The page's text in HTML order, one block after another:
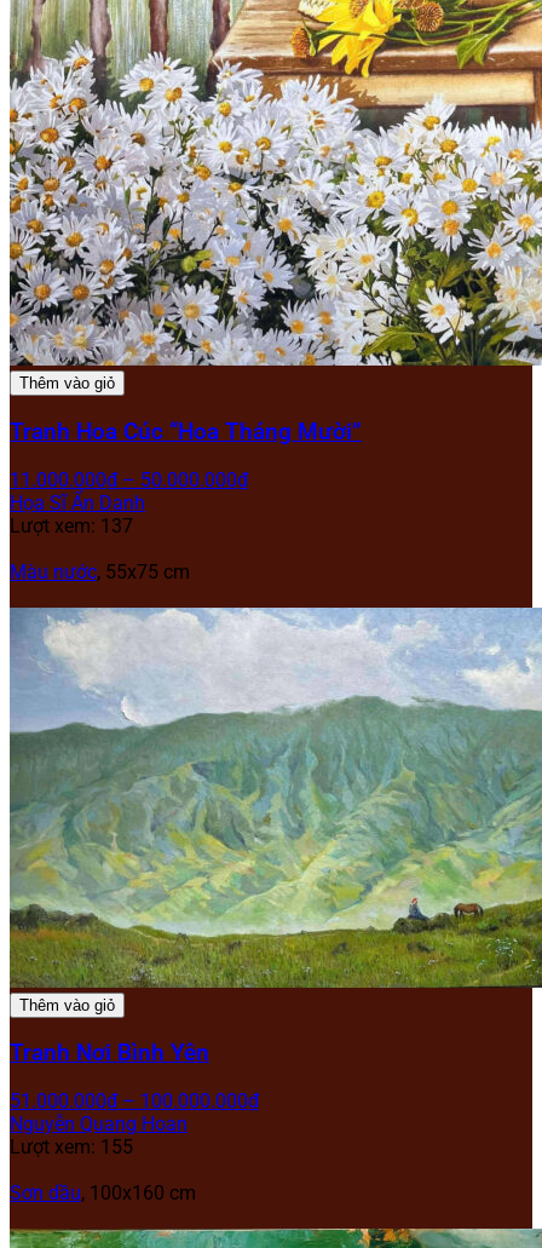
Thêm vào giỏ
Tranh Hoa Cúc “Hoa Tháng Mười”
11.000.000₫ – 50.000.000₫
Họa Sĩ Ẩn Danh
Lượt xem: 137
Màu nước, 55x75 cm
Thêm vào giỏ
Tranh Nơi Bình Yên
51.000.000₫ – 100.000.000₫
Nguyễn Quang Hoan
Lượt xem: 155
Sơn dầu, 100x160 cm